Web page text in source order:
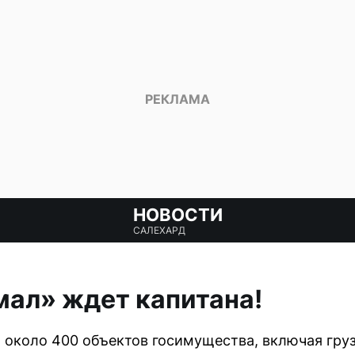
НОВОСТИ
САЛЕХАРД
ждет капитана!
400 объектов госимущества, включая